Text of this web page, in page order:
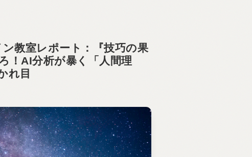
教室レポート：『技巧の果
！AI分析が暴く「人間理
れ目